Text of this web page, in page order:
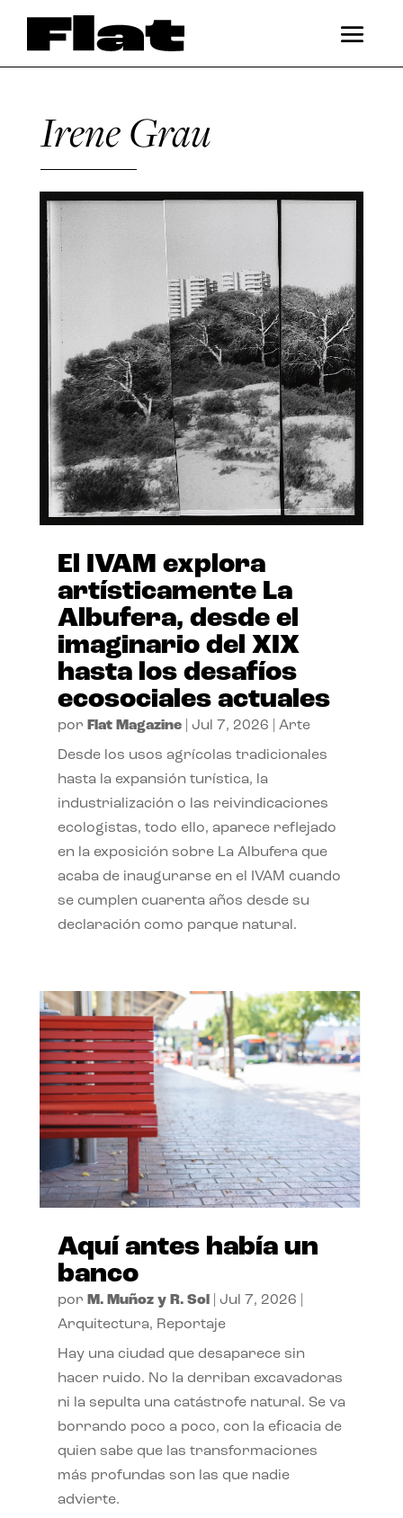
Irene Grau
El IVAM explora
artísticamente La
Albufera, desde el
imaginario del XIX
hasta los desafíos
ecosociales actuales
por Flat Magazine| Jul 7, 2026 Arte
Desde los usos agrícolas tradicionales
hasta la expansión turística, la
industrialización o las reivindicaciones
ecologistas, todo ello, aparece reflejado
en la exposición sobre La Albufera que
acaba de inaugurarse en el IVAM cuando
se cumplen cuarenta años desde su
declaración como parque natural.
Aquí antes había un
banco
por M. Muñoz y R. Sol Jul 7, 2026
Arquitectura, Reportaje
Hay una ciudad que desaparece sin
hacer ruido. No la derriban excavadoras
ni la sepulta una catástrofe natural. Se va
borrando poco a poco, con la eficacia de
quien sabe que las transformaciones
más profundas son las que nadie
advierte.